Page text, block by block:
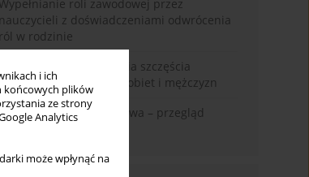
i ich
końcowych plików
ze strony
Analytics
może wpłynąć na
Wypełnianie roli zawodowej przez
nauczycieli z doświadczeniami odwrócenia
ról w rodzinie
Uwarunkowania poczucia szczęścia
w opinii kobiet i mężczyzn
z małżeństwa – przegląd
badań